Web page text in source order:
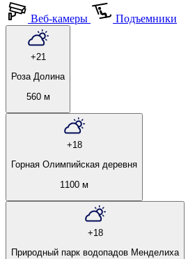
Веб-камеры Подъемники
+21
Роза Долина
560 м
+18
Горная Олимпийская деревня
1100 м
+18
Природный парк водопадов Менделиха